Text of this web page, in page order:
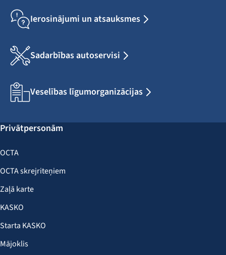
Ierosinājumi un atsauksmes
Sadarbības autoservisi
Veselības līgumorganizācijas
Privātpersonām
OCTA
OCTA skrejriteņiem
Zaļā karte
KASKO
Starta KASKO
Mājoklis